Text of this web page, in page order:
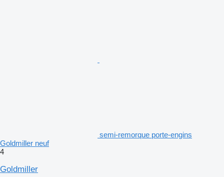
semi-remorque porte-engins
Goldmiller neuf
4
Goldmiller